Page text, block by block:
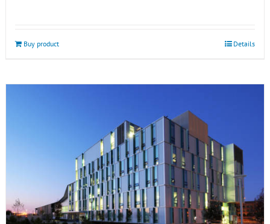
Buy product Details